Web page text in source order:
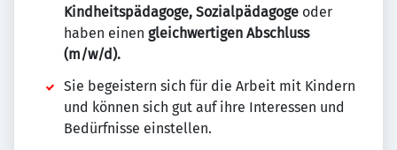
Kindheitspädagoge, Sozialpädagoge oder
haben einen gleichwertigen Abschluss
(m/w/d).
Sie begeistern sich für die Arbeit mit Kindern
und können sich gut auf ihre Interessen und
Bedürfnisse einstellen.